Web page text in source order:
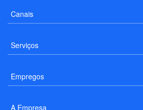
Canais
Serviços
Empregos
A Empresa